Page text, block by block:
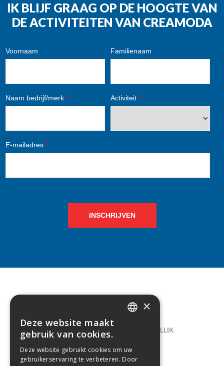
IK BLIJF GRAAG OP DE HOOGTE VAN
DE ACTIVITEITEN VAN CREAMODA
Voornaam Familienaam
Naam bedrijf/merk * Activiteit *
E-mailadres *
INSCHRIJVEN
CONTACT
LELIEGAARDE 22, B-1731 ZELLIK
02/238.10.11
×
Deze website maakt
gebruik van cookies.
Deze website gebruikt cookies om uw
gebruikerservaring te verbeteren. Door